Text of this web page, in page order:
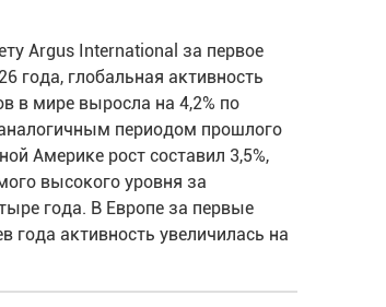
Argus International за первое
года, глобальная активность
в мире выросла на 4,2% по
периодом прошлого
Америке рост составил 3,5%,
высокого уровня за
года. В Европе за первые
года активность увеличилась на